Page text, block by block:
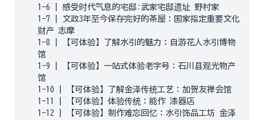
1-6
感受时代气息的宅邸:武家宅邸遗址 野村家
1-7
文政3年至今保存完好的茶屋：国家指定重要文化
财产 志摩
1-8
【可体验】了解水引的魅力：自游花人水引博物
馆
1-9
【可体验】一站式体验老字号：石川县观光物产
馆
1-10
【可体验】了解金泽传统工艺：加贺友禅会馆
1-11
【可体验】体验传统：能作 漆器店
1-12
【可体验】制作难忘回忆：水引饰品工坊 金泽